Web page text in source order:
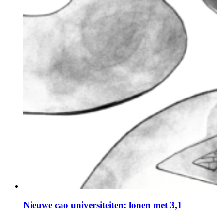
Nieuwe cao universiteiten: lonen met 3,1